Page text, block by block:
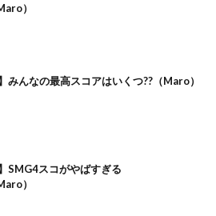
）
みんなの最高スコアはいくつ??（Maro）
SMG4スコがやばすぎる
）